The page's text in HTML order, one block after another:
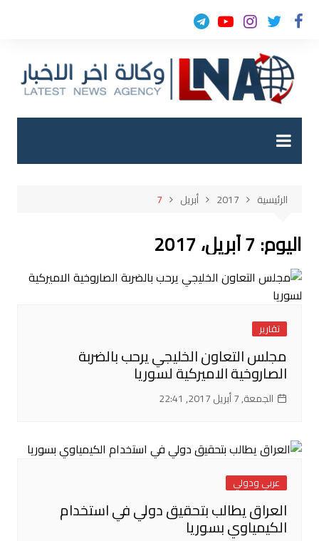
التجاوز
الرئيسية 2017 أبريل 7
اليوم:7 أبريل، 2017
تقارير
مجلس التعاون الخليجي يرحب بالضربة
الصاروخية الاميركية لسوريا
الجمعة, 7 أبريل 2017, 22:41
عربي ودولي
العراق يطالب بتحقيق دولي في استخدام
الكيمياوي بسوريا